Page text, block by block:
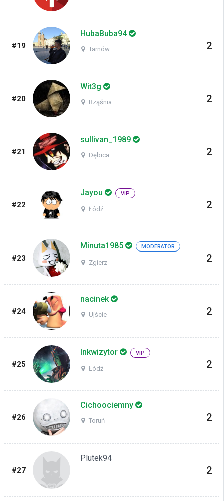
#19
HubaBuba94
Tarnów 2
#20
Wit3g
Rząśnia 2
#21
sullivan_1989
Dębica 2
#22
Jayou VIP
Łódź 2
#23
Minuta1985 MODERATOR
Zgierz 2
#24
nacinek
Ujście 2
#25
Inkwizytor VIP
Łódź 2
#26
Cichoociemny
Toruń 2
#27
Plutek94
2